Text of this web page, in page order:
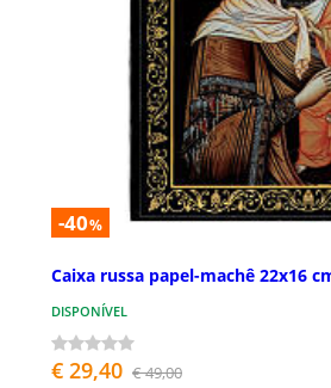
-40%
Caixa russa papel-machê 22x16
DISPONÍVEL
€ 29,40 € 49,00